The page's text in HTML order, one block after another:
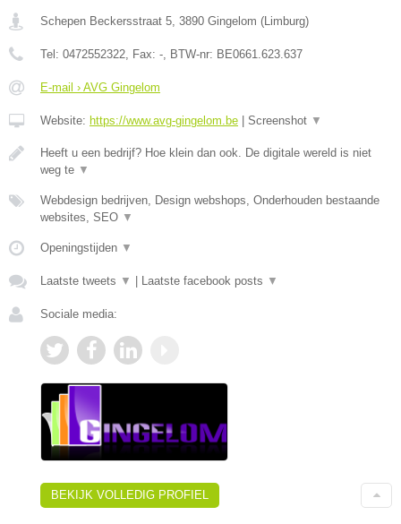
Schepen Beckersstraat 5, 3890 Gingelom (Limburg)
Tel: 0472552322, Fax: -, BTW-nr: BE0661.623.637
E-mail › AVG Gingelom
Website: https://www.avg-gingelom.be Screenshot ▼
Heeft u een bedrijf? Hoe klein dan ook. De digitale wereld is niet
weg te ▼
Webdesign bedrijven, Design webshops, Onderhouden bestaande
websites, SEO ▼
Openingstijden ▼
Laatste tweets ▼ Laatste facebook posts ▼
Sociale media:
BEKIJK VOLLEDIG PROFIEL